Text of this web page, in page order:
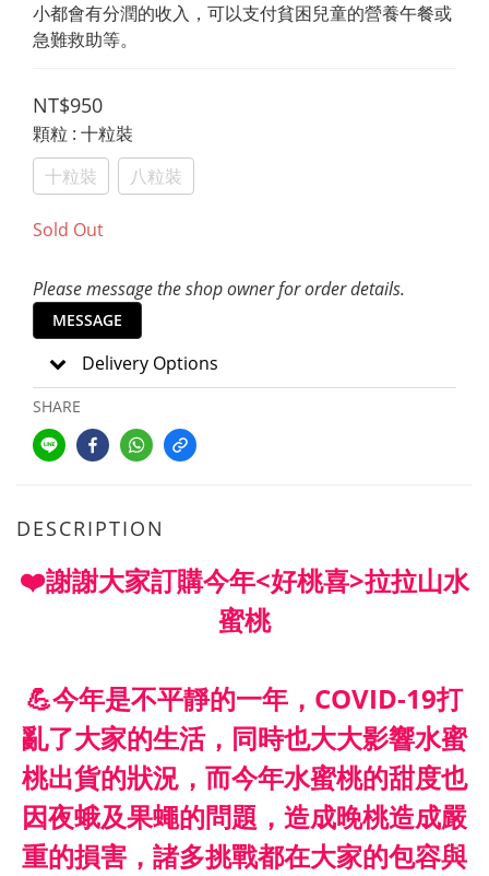
小都會有分潤的收入，可以支付貧困兒童的營養午餐或
急難救助等。
NT$950
顆粒 : 十粒裝
十粒裝
八粒裝
Sold Out
Please message the shop owner for order details.
MESSAGE
Delivery Options
SHARE
DESCRIPTION
❤️謝謝大家訂購今年<好桃喜>拉拉山水
蜜桃
💪今年是不平靜的一年，COVID-19打
亂了大家的生活，同時也大大影響水蜜
桃出貨的狀況，而今年水蜜桃的甜度也
因夜蛾及果蠅的問題，造成晚桃造成嚴
重的損害，諸多挑戰都在大家的包容與